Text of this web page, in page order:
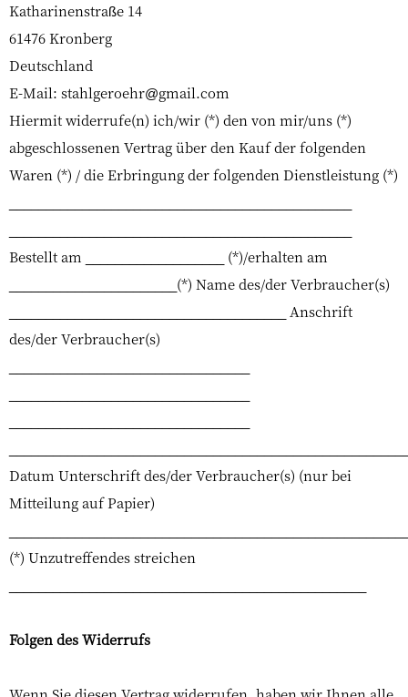
Katharinenstraße 14
61476 Kronberg
Deutschland
E-Mail: stahlgeroehr@gmail.com
Hiermit widerrufe(n) ich/wir (*) den von mir/uns (*)
abgeschlossenen Vertrag über den Kauf der folgenden
Waren (*) / die Erbringung der folgenden Dienstleistung (*)
Bestellt am ___________________ (*)/erhalten am
_______________________(*) Name des/der Verbraucher(s)
______________________________________ Anschrift
des/der Verbraucher(s)
Datum Unterschrift des/der Verbraucher(s) (nur bei
Mitteilung auf Papier)
(*) Unzutreffendes streichen
Folgen des Widerrufs